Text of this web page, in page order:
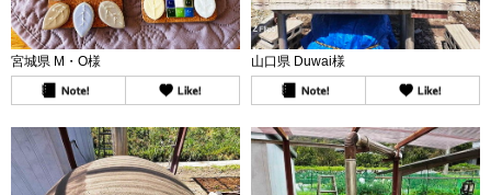
宮城県 M・O様 山口県 Duwai様